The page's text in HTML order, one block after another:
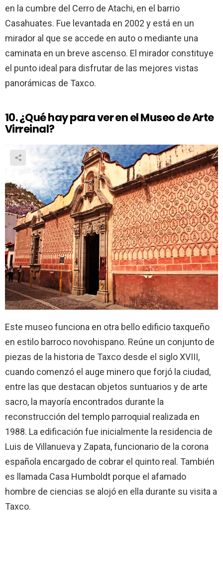
en la cumbre del Cerro de Atachi, en el barrio
Casahuates. Fue levantada en 2002 y está en un
mirador al que se accede en auto o mediante una
caminata en un breve ascenso. El mirador constituye
el punto ideal para disfrutar de las mejores vistas
panorámicas de Taxco.
10. ¿Qué hay para ver en el Museo de Arte
Virreinal?
Este museo funciona en otra bello edificio taxqueño
en estilo barroco novohispano. Reúne un conjunto de
piezas de la historia de Taxco desde el siglo XVIII,
cuando comenzó el auge minero que forjó la ciudad,
entre las que destacan objetos suntuarios y de arte
sacro, la mayoría encontrados durante la
reconstrucción del templo parroquial realizada en
1988. La edificación fue inicialmente la residencia de
Luis de Villanueva y Zapata, funcionario de la corona
española encargado de cobrar el quinto real. También
es llamada Casa Humboldt porque el afamado
hombre de ciencias se alojó en ella durante su visita a
Taxco.